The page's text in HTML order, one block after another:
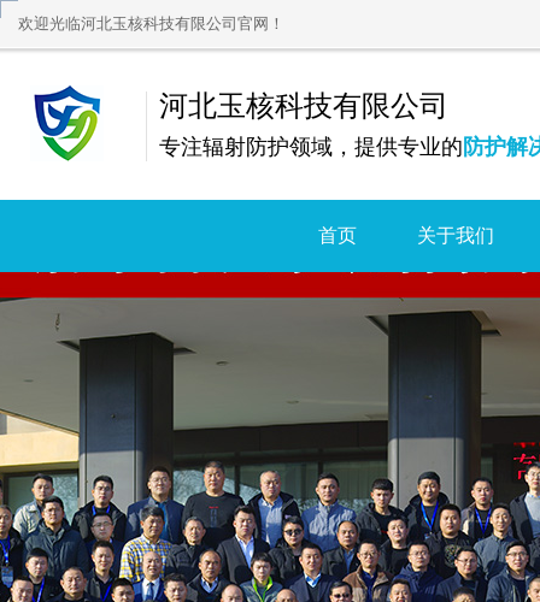
欢迎光临河北玉核科技有限公司官网！
河北玉核科技有限公司
专注辐射防护领域，提供专业的 防护解
首页 关于我们